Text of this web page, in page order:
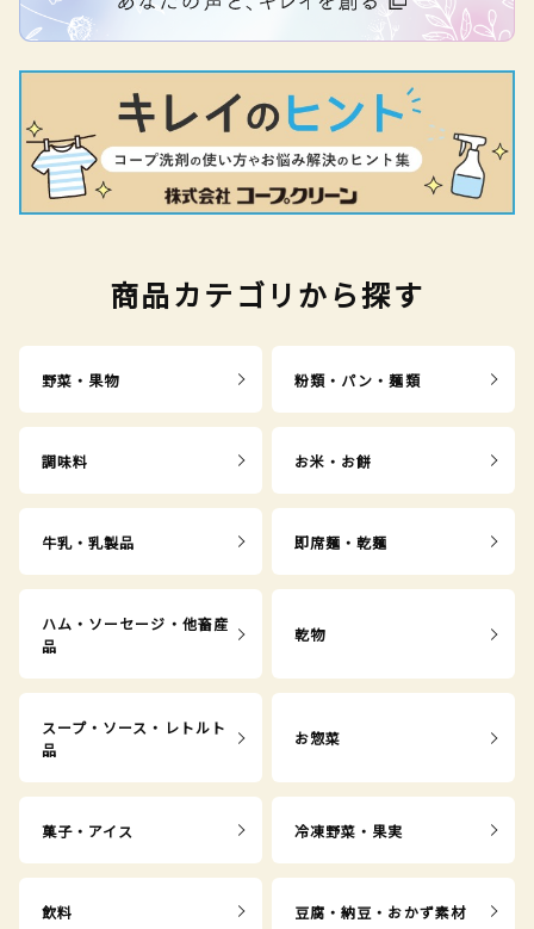
商品カテゴリから探す
野菜・果物 粉類・パン・麺類
調味料 お米・お餅
牛乳・乳製品 即席麺・乾麺
ハム・ソーセージ・他畜産
品
乾物
スープ・ソース・レトルト
品
お惣菜
菓子・アイス 冷凍野菜・果実
飲料 豆腐・納豆・おかず素材